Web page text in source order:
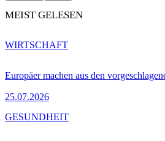
MEIST GELESEN
Europäer machen aus den
25.07.2026
WIRTSCHAFT
GESUNDHEIT